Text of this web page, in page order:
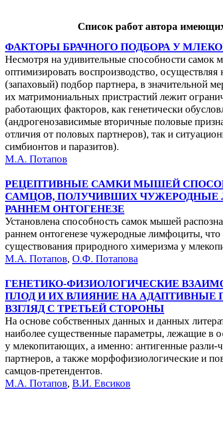
Список работ автора
ФАКТОРЫ БРАЧНОГО ПОДБОРА У
Несмотря на удивительные способности самок
оптимизировать воспроизводство,
(запаховый) подбор партнера, в значительной
их матримониальных пристрастий лежит
работающих факторов, как генетически
(андрогенозависимые вторичные половые
отличия от половых партнеров), так и
симбионтов и паразитов).
М.А. Потапов
РЕЦЕПТИВНЫЕ САМКИ МЫШЕЙ
САМЦОВ, ПОЛУЧИВШИХ
РАННЕМ ОНТОГЕНЕЗЕ
Установлена способность самок мышей
раннем онтогенезе чужеродные лимфоциты, что
существования природного химеризма у
М.А. Потапов, О.Ф. Потапова
ГЕНЕТИКО-ФИЗИОЛОГИЧЕСКИЕ
ПЛОД И ИХ ВЛИЯНИЕ НА АДАПТИВНЫЕ
ВЗГЛЯД С ТРЕТЬЕЙ СТОРОНЫ
На основе собственных данных и данных
наиболее существенные параметры, лежащие в
у млекопитающих, а именно: антигенные разли-
партнеров, а также морфофизиологические и
самцов-претендентов.
М.А. Потапов, В.И. Евсиков